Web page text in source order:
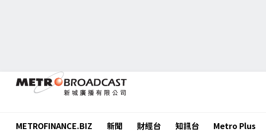
METROFINANCE.BIZ 新聞 財經台 知訊台 Metro Plus